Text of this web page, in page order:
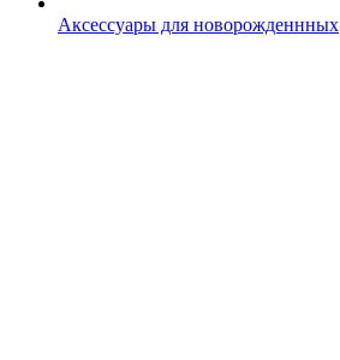
Аксессуары для новорожденнных